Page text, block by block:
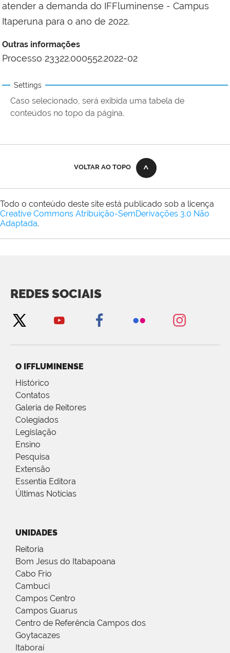
atender a demanda do IFFluminense - Campus
Itaperuna para o ano de 2022.
Outras informações
Processo 23322.000552.2022-02
Settings
Caso selecionado, será exibida uma tabela de
conteúdos no topo da página.
VOLTAR AO TOPO
Todo o conteúdo deste site está publicado sob a licença
Creative Commons Atribuição-SemDerivações 3.0 Não
Adaptada.
REDES SOCIAIS
O IFFLUMINENSE
Histórico
Contatos
Galeria de Reitores
Colegiados
Legislação
Ensino
Pesquisa
Extensão
Essentia Editora
Últimas Notícias
UNIDADES
Reitoria
Bom Jesus do Itabapoana
Cabo Frio
Cambuci
Campos Centro
Campos Guarus
Centro de Referência Campos dos
Goytacazes
Itaboraí